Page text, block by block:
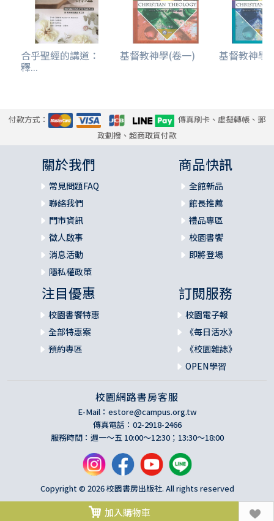
合乎聖經的講道：
釋...
基督教神學(卷一) 基督教神學
付款方式：
傳真刷卡、虛擬轉帳、郵
政劃撥、超商取貨付款
關於我們
常見問題FAQ
聯絡我們
門市資訊
徵人啟事
消息活動
隱私權政策
商品快訊
全館新品
館長推薦
禮品專區
校園書饗
即將登場
注目優惠
校園書饗特惠
全部特惠案
預約專區
訂閱服務
校園電子報
《每日活水》
《校園雜誌》
OPEN學習
校園網路書房客服
E-Mail： estore@campus.org.tw
傳真電話：02-2918-2466
服務時間：週一～五 10:00～12:30；13:30～18:00
Copyright © 2026 校園書房出版社. All rights reserved
加入購物車